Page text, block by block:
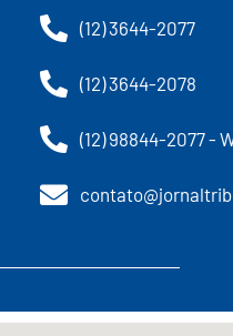
(12) 3644-2077
(12) 3644-2078
(12) 98844-2077 -